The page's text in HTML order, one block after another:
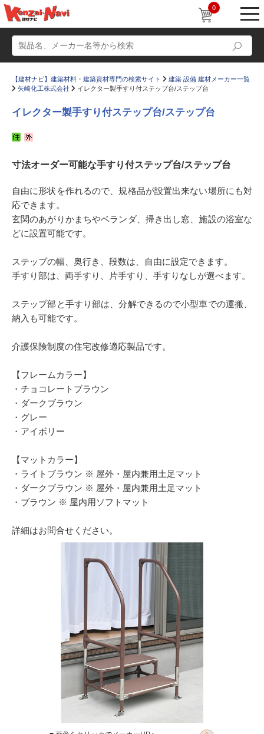
0
かたなび コラム
すまいリング 設計士インタビュー
Q＆A
お気に入り
【建材ナビ】建築材料・建築資材専門の検索サイト
建築 設備 建材メーカー一覧
矢崎化工株式会社
イレクター製手すり付ステップ台/ステップ台
イレクター製手すり付ステップ台/ステップ台
寸法オーダー可能な手すり付ステップ台/ステップ台
自由に形状を作れるので、規格品が設置出来ない場所にも対
応できます。
玄関のあがりかまちやベランダ、掃き出し窓、施設の浴室な
どに設置可能です。
ステップの幅、奥行き、段数は、自由に設定できます。
手すり部は、両手すり、片手すり、手すりなしが選べます。
ステップ部と手すり部は、分解できるので小型車での運搬、
納入も可能です。
介護保険制度の住宅改修適応製品です。
【フレームカラー】
・チョコレートブラウン
・ダークブラウン
・グレー
・アイボリー
【マットカラー】
・ライトブラウン ※ 屋外・屋内兼用土足マット
・ダークブラウン ※ 屋外・屋内兼用土足マット
・ブラウン ※ 屋内用ソフトマット
詳細はお問合せください。